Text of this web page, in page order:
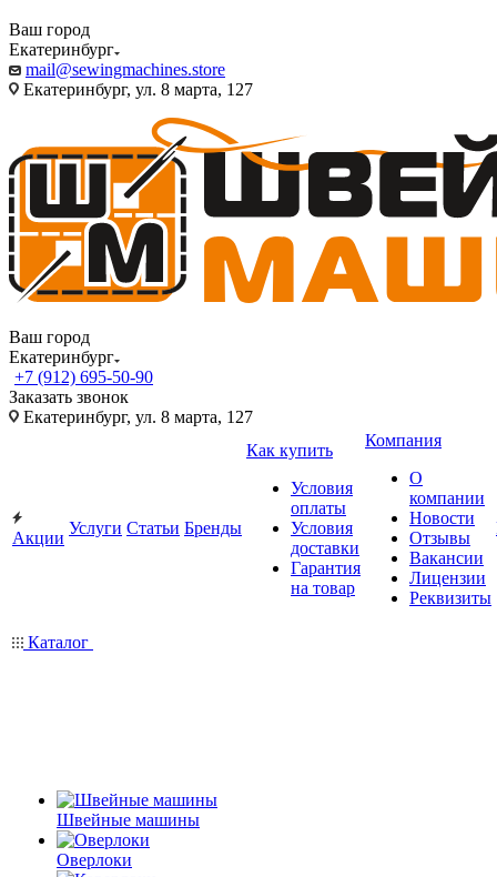
Ваш город
Екатеринбург
mail@sewingmachines.store
Екатеринбург, ул. 8 марта, 127
Ваш город
Екатеринбург
+7 (912) 695-50-90
Заказать звонок
Екатеринбург, ул. 8 марта, 127
Акции
Услуги Статьи Бренды
Как купить
Условия
оплаты
Условия
доставки
Гарантия
на товар
Компания
О
компании
Новости
Отзывы
Вакансии
Лицензии
Реквизиты
Каталог
Швейные машины
Оверлоки